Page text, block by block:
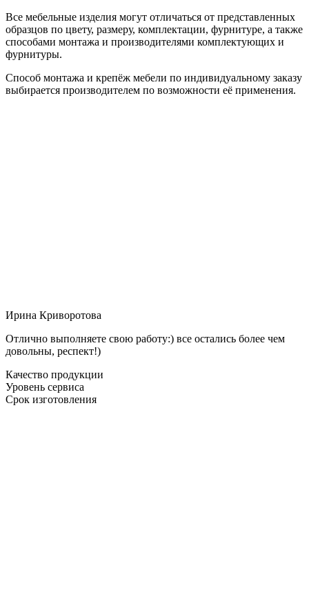
Все мебельные изделия могут отличаться от представленных
образцов по цвету, размеру, комплектации, фурнитуре, а также
способами монтажа и производителями комплектующих и
фурнитуры.
Способ монтажа и крепёж мебели по индивидуальному заказу
выбирается производителем по возможности её применения.
Ирина Криворотова
Отлично выполняете свою работу:) все остались более чем
довольны, респект!)
Качество продукции
Уровень сервиса
Срок изготовления